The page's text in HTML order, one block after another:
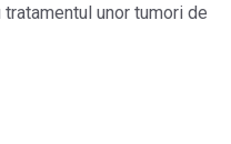
unor tumori de